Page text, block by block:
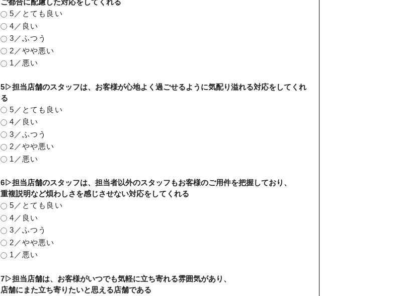
ご都合に配慮した対応をしてくれる
5／とても良い
4／良い
3／ふつう
2／やや悪い
1／悪い
5▷担当店舗のスタッフは、お客様が心地よく過ごせるように気配り溢れる対応をしてくれ
る
5／とても良い
4／良い
3／ふつう
2／やや悪い
1／悪い
6▷担当店舗のスタッフは、担当者以外のスタッフもお客様のご用件を把握しており、
重複説明など煩わしさを感じさせない対応をしてくれる
5／とても良い
4／良い
3／ふつう
2／やや悪い
1／悪い
7▷担当店舗は、お客様がいつでも気軽に立ち寄れる雰囲気があり、
店舗にまた立ち寄りたいと思える店舗である